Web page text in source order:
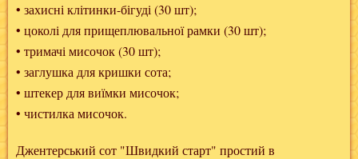
• захисні клітинки-бігуді (30 шт);
• цоколі для прищеплювальної рамки (30 шт);
• тримачі мисочок (30 шт);
• заглушка для кришки сота;
• штекер для виїмки мисочок;
• чистилка мисочок.
Джентерський сот "Швидкий старт" простий в